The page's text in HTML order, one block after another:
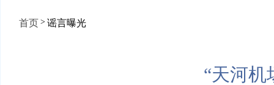
首页 > 谣言曝光
“天河机